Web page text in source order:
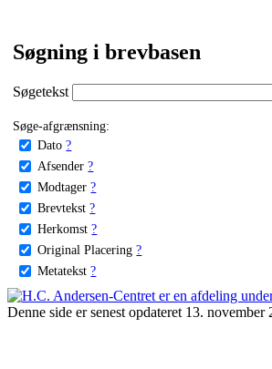
Søgning i brevbasen
Søgetekst
Søge-afgrænsning:
Dato ?
Afsender ?
Modtager ?
Brevtekst ?
Herkomst ?
Original Placering ?
Metatekst ?
Denne side er senest opdateret 13.